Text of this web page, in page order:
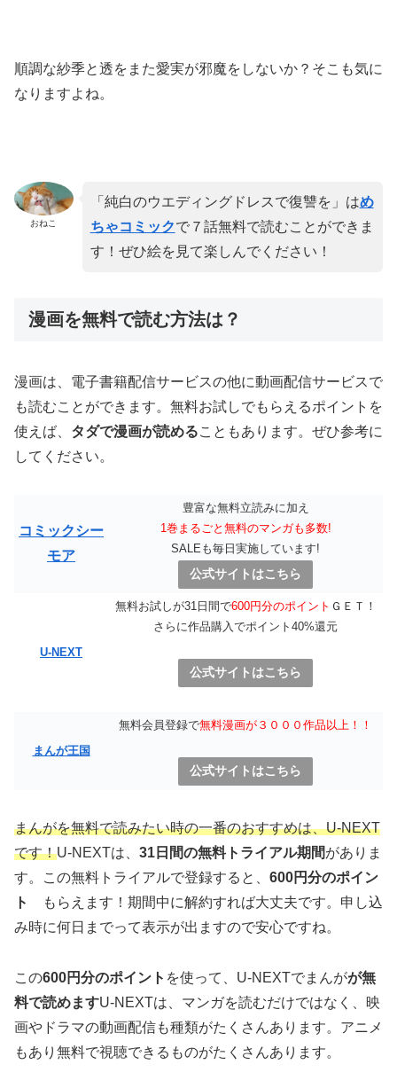
順調な紗季と透をまた愛実が邪魔をしないか？そこも気に
なりますよね。
おねこ
「純白のウエディングドレスで復讐を」はめ
ちゃコミックで７話無料で読むことができま
す！ぜひ絵を見て楽しんでください！
漫画を無料で読む方法は？
漫画は、電子書籍配信サービスの他に動画配信サービスで
も読むことができます。無料お試しでもらえるポイントを
使えば、 タダで漫画が読めることもあります。ぜひ参考に
してください。
コミックシー
モア
豊富な無料立読みに加え
1巻まるごと無料のマンガも多数!
SALEも毎日実施しています!
公式サイトはこちら
U-NEXT
無料お試しが31日間で600円分のポイント ＧＥＴ！
さらに作品購入でポイント40%還元
公式サイトはこちら
まんが王国
無料会員登録で無料漫画が３０００作品以上！！
公式サイトはこちら
まんがを無料で読みたい時の一番のおすすめは、U-NEXT
です！U-NEXTは、 31日間の無料トライアル期間がありま
す。この無料トライアルで登録すると、 600円分のポイン
ト
もらえます！期間中に解約すれば大丈夫です。申し込
み時に何日までって表示が出ますので安心ですね。
この600円分のポイント を使って、U-NEXTでまんがが無
料で読めますU-NEXTは、マンガを読むだけではなく、映
画やドラマの動画配信も種類がたくさんあります。アニメ
もあり無料で視聴できるものがたくさんあります。